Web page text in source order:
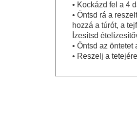
• Kockázd fel a 4
• Öntsd rá a
hozzá a túrót, a
Ízesítsd
• Öntsd az
• Reszelj a